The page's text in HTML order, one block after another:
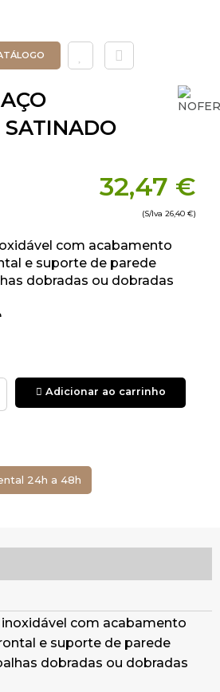
SATINADO
32,47 €
(S/Iva 26,40 €)
com acabamento
e suporte de parede
dobradas ou dobradas
Adicionar ao carrinho
24h a 48h
com acabamento
e suporte de parede
dobradas ou dobradas